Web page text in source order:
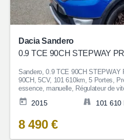
Dacia Sandero
0.9 TCE 90CH STEPWAY
Sandero, 0.9 TCE 90CH STEPWAY
90CH, 5CV, 101 610km, 5 Portes,
essence, manuelle, Régulateur de
patinage, Fermeture centralisée,
mois, 8 490€
2015 101 610
8 490 €